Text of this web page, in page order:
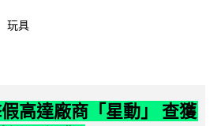
玩具
高達廠商「星動」 查獲